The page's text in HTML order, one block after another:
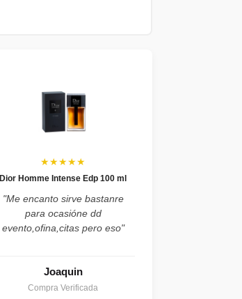
★★★★★
Dior Homme Intense Edp 100 ml
"Me encanto sirve bastanre
para ocasióne dd
evento,ofina,citas pero eso"
Joaquin
Compra Verificada